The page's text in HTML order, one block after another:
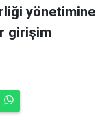
yönetimine
girişim